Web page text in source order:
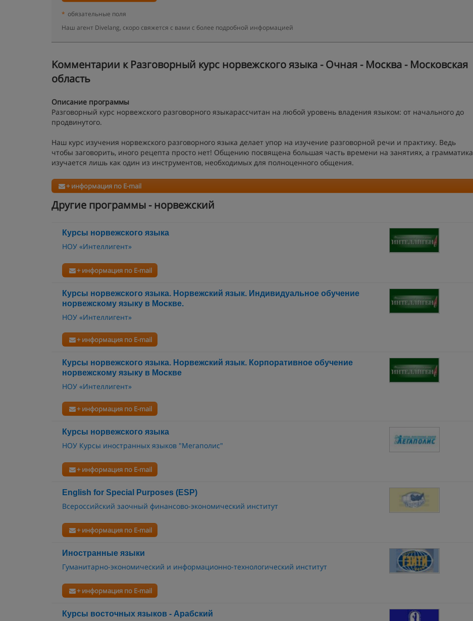
* обязательные поля
Наш агент Divelang, скоро свяжется с вами с более подробной информацией
Kомментарии к Разговорный курс норвежского языка - Очная - Москва - Московская
область
Описание программы
Разговорный курс норвежского разговорного языкарассчитан на любой уровень владения языком: от начального до
продвинутого.
Наш курс изучения норвежского разговорного языка делает упор на изучение разговорной речи и практику. Ведь
чтобы заговорить, иного рецепта просто нет! Общению посвящена большая часть времени на занятиях, а грамматика
изучается лишь как один из инструментов, необходимых для полноценного общения.
+ информация по E-mail
Другие программы - норвежский
Курсы норвежского языка
НОУ «Интеллигент»
+ информация по E-mail
Курсы норвежского языка. Норвежский язык. Индивидуальное обучение
норвежскому языку в Москве.
НОУ «Интеллигент»
+ информация по E-mail
Курсы норвежского языка. Норвежский язык. Корпоративное обучение
норвежскому языку в Москве
НОУ «Интеллигент»
+ информация по E-mail
Курсы норвежского языка
НОУ Курсы иностранных языков "Мегаполис"
+ информация по E-mail
English for Special Purposes (ESP)
Всероссийский заочный финансово-экономический институт
+ информация по E-mail
Иностранные языки
Гуманитарно-экономический и информационно-технологический институт
+ информация по E-mail
Курсы восточных языков - Арабский